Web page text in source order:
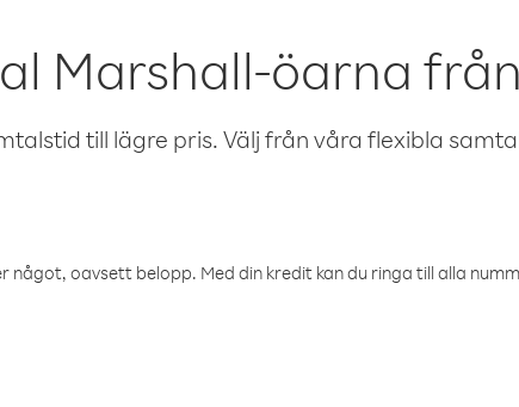
Marshall-öarna
till lägre pris. Välj från våra flexibla
oavsett belopp. Med din kredit kan du ringa till alla